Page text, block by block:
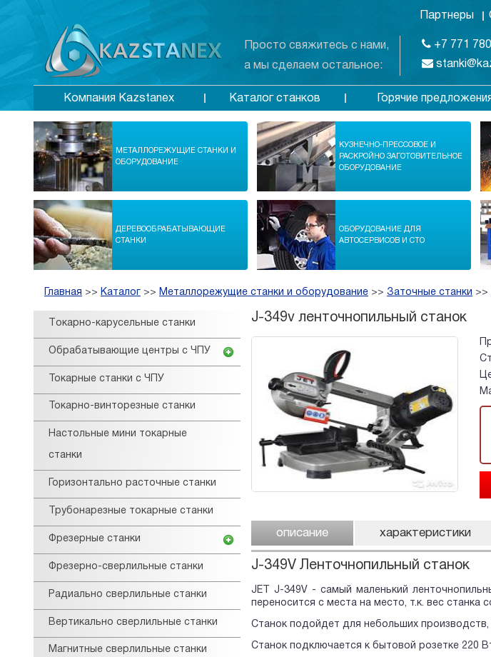
Просто свяжитесь с нами,
а мы сделаем остальное:
Партнеры
+7 771
Компания Kazstanex Каталог станков Горячие
МЕТАЛЛОРЕЖУЩИЕ СТАНКИ И
ОБОРУДОВАНИЕ
КУЗНЕЧНО-ПРЕССОВОЕ И
РАСКРОЙНО ЗАГОТОВИТЕЛЬНОЕ
ОБОРУДОВАНИЕ
ДЕРЕВООБРАБАТЫВАЮЩИЕ
СТАНКИ
ОБОРУДОВАНИЕ ДЛЯ
АВТОСЕРВИСОВ И СТО
Главная >> Каталог >> Металлорежущие станки и оборудование >> Заточные станки >>
Tокарнo-карусельные станки
Обрабатывающие центры с ЧПУ
Токарные станки с ЧПУ
Токарно-винторезные станки
Настольные мини токарные
станки
Горизонтально расточные станки
Трубонарезные токарные станки
Фрезерные станки
Фрезерно-сверлильные станки
Радиально сверлильные станки
Вертикально сверлильные станки
Магнитные сверлильные станки
J-349v ленточнопильный станок
описание характеристики
J-349V Ленточнопильный станок
JET J-349V - самый маленький
переносится с места на место, т.к. вес станка
Станок подойдет для небольших
Станок подключается к бытовой розетке 220